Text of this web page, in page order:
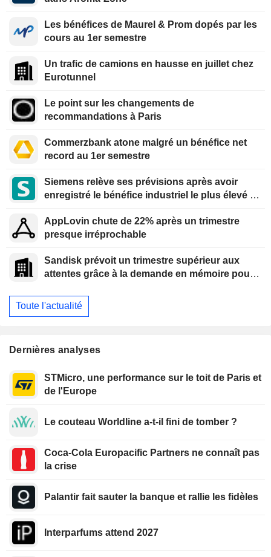
Les bénéfices de Maurel & Prom dopés par les
cours au 1er semestre
Un trafic de camions en hausse en juillet chez
Eurotunnel
Le point sur les changements de
recommandations à Paris
Commerzbank atone malgré un bénéfice net
record au 1er semestre
Siemens relève ses prévisions après avoir
enregistré le bénéfice industriel le plus élevé de
AppLovin chute de 22% après un trimestre
presque irréprochable
Sandisk prévoit un trimestre supérieur aux
attentes grâce à la demande en mémoire pour
Toute l'actualité
Dernières analyses
STMicro, une performance sur le toit de Paris et
de l'Europe
Le couteau Worldline a-t-il fini de tomber ?
Coca-Cola Europacific Partners ne connaît pas
la crise
Palantir fait sauter la banque et rallie les fidèles
Interparfums attend 2027